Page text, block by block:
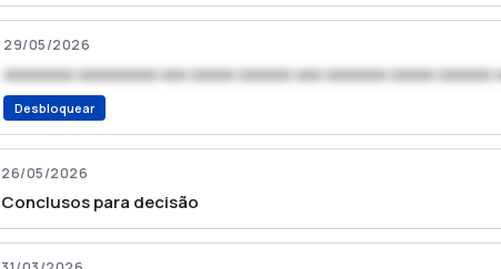
29/05/2026
xxxxxxxx xxxxxxxxx xxx xxxxx xxxxxx xxx xxxxxxx xxxxx xxxxxx
Desbloquear
26/05/2026
Conclusos para decisão